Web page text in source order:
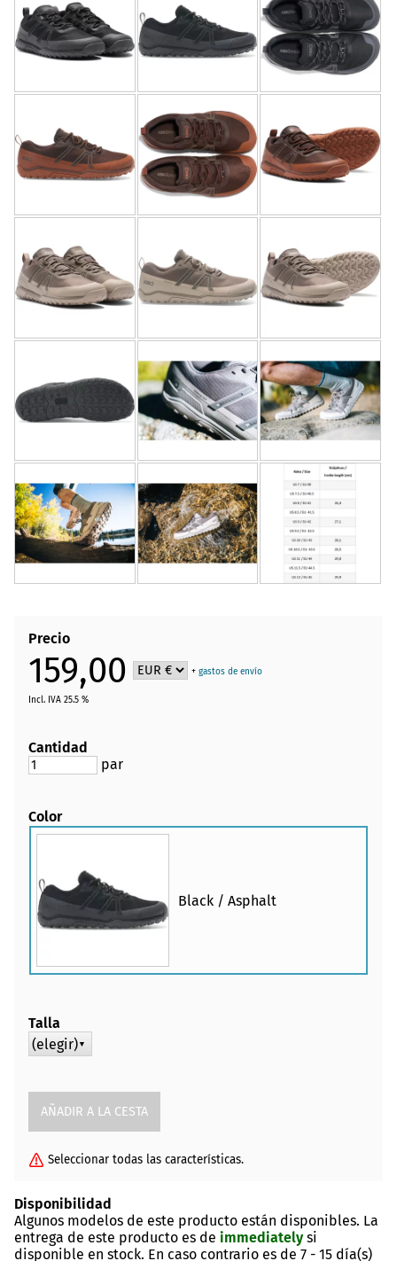
Precio
159,00 +gastos de envío
Incl. IVA 25.5 %
Cantidad
par
Color
Black / Asphalt
Talla
(elegir) ▼
Seleccionar todas las características.
Disponibilidad
Algunos modelos de este producto están disponibles. La
entrega de este producto es de immediately si
disponible en stock. En caso contrario es de 7 - 15 día(s)